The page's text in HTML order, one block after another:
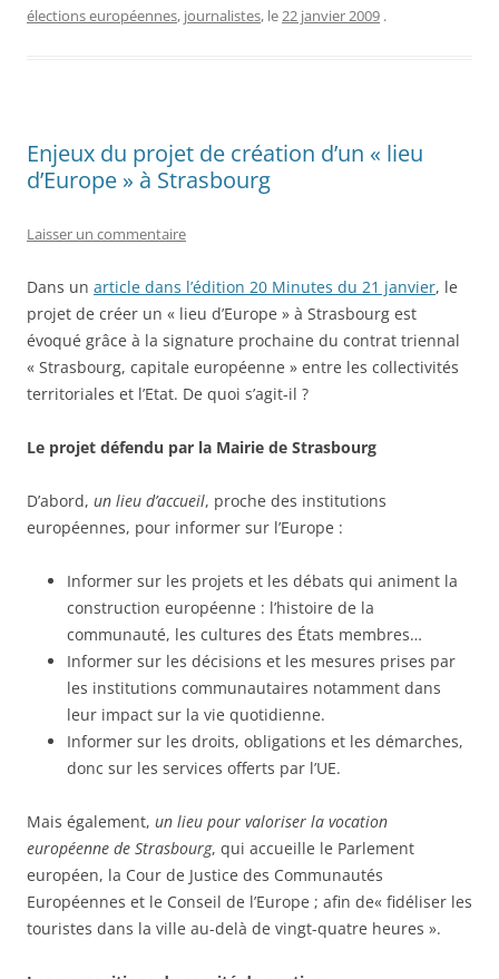
élections européennes, journalistes, le22 janvier 2009 .
Enjeux du projet de création d’un « lieu
d’Europe » à Strasbourg
Laisser un commentaire
Dans un article dans l’édition 20 Minutes du 21 janvier, le
projet de créer un « lieu d’Europe » à Strasbourg est
évoqué grâce à la signature prochaine du contrat triennal
« Strasbourg, capitale européenne » entre les collectivités
territoriales et l’Etat. De quoi s’agit-il ?
Le projet défendu par la Mairie de Strasbourg
D’abord, un lieu d’accueil, proche des institutions
européennes, pour informer sur l’Europe :
Informer sur les projets et les débats qui animent la
construction européenne : l’histoire de la
communauté, les cultures des États membres…
Informer sur les décisions et les mesures prises par
les institutions communautaires notamment dans
leur impact sur la vie quotidienne.
Informer sur les droits, obligations et les démarches,
donc sur les services offerts par l’UE.
Mais également, un lieu pour valoriser la vocation
européenne de Strasbourg, qui accueille le Parlement
européen, la Cour de Justice des Communautés
Européennes et le Conseil de l’Europe ; afin de« fidéliser les
touristes dans la ville au-delà de vingt-quatre heures ».